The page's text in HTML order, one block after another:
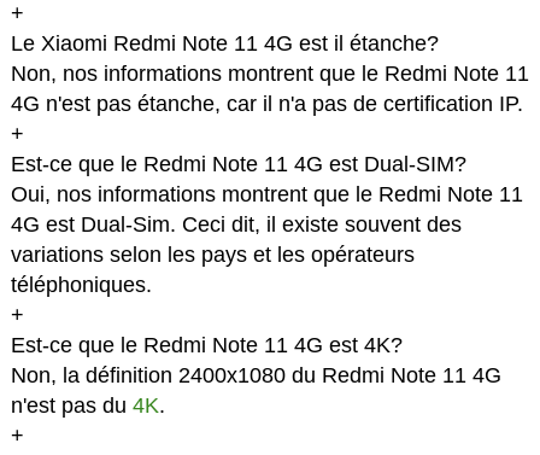
+
Le Xiaomi Redmi Note 11 4G est il étanche?
Non, nos informations montrent que le Redmi Note 11
4G n'est pas étanche, car il n'a pas de certification IP.
+
Est-ce que le Redmi Note 11 4G est Dual-SIM?
Oui, nos informations montrent que le Redmi Note 11
4G est Dual-Sim. Ceci dit, il existe souvent des
variations selon les pays et les opérateurs
téléphoniques.
+
Est-ce que le Redmi Note 11 4G est 4K?
Non, la définition 2400x1080 du Redmi Note 11 4G
n'est pas du 4K.
+